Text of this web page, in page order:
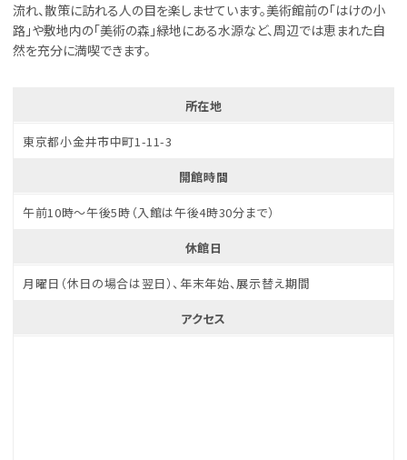
流れ、散策に訪れる人の目を楽しませています。美術館前の「はけの小
路」や敷地内の「美術の森」緑地にある水源など、周辺では恵まれた自
然を充分に満喫できます。
所在地
東京都小金井市中町1-11-3
開館時間
午前10時～午後5時（入館は午後4時30分まで）
休館日
月曜日（休日の場合は翌日）、年末年始、展示替え期間
アクセス